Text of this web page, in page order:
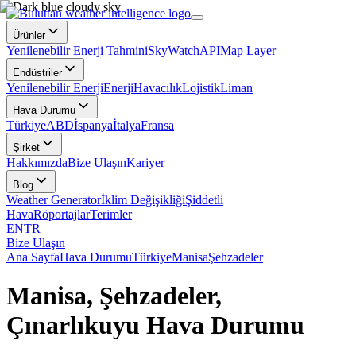
Ürünler
Yenilenebilir Enerji TahminiSkyWatchAPIMap Layer
Endüstriler
Yenilenebilir EnerjiEnerjiHavacılıkLojistikLiman
Hava Durumu
TürkiyeABDİspanyaİtalyaFransa
Şirket
HakkımızdaBize UlaşınKariyer
Blog
Weather Generatorİklim DeğişikliğiŞiddetli
HavaRöportajlarTerimler
ENTR
Bize Ulaşın
Ana SayfaHava DurumuTürkiyeManisaŞehzadeler
Manisa, Şehzadeler,
Çınarlıkuyu Hava Durumu